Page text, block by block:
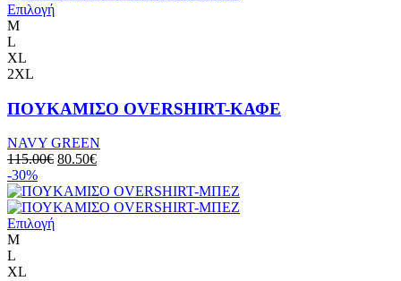
Επιλογή
M
L
XL
2XL
ΠΟΥΚΑΜΙΣΟ OVERSHIRT-ΚΑΦΕ
NAVY GREEN
115.00€ 80.50€
-30%
Επιλογή
M
L
XL